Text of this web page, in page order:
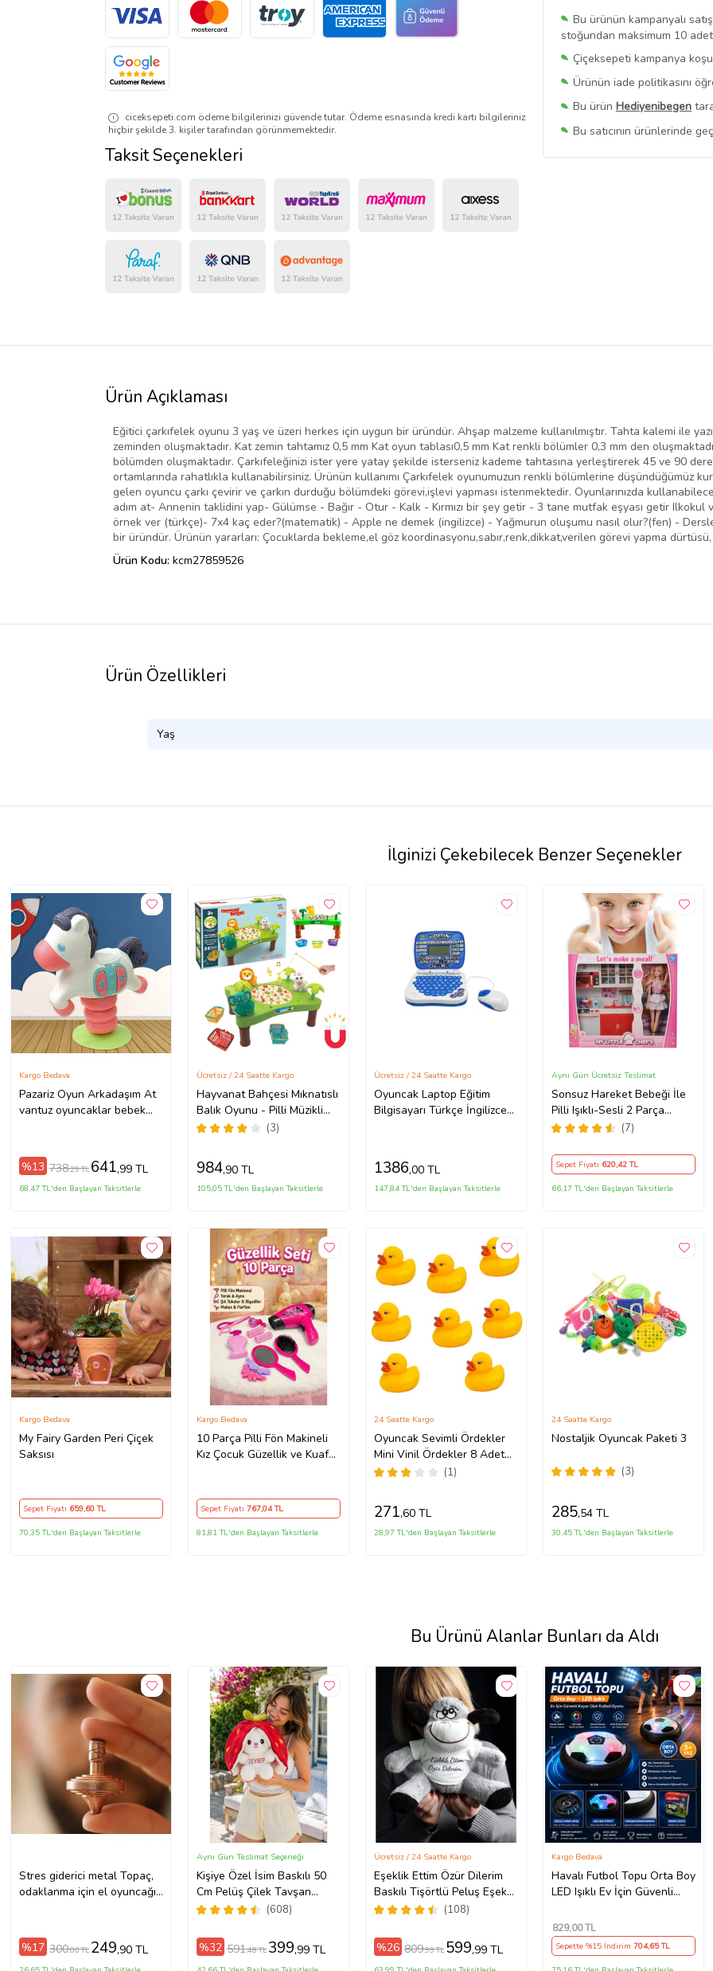
Bu ürünün kampanyalı
stoğundan maksimum 10
Çiçeksepeti kampanya
Ürünün iade politikasını
Bu ürün Hediyenibegen
Bu satıcının ürünlerinde
Bu SatıcınınTüm
ciceksepeti.com ödeme bilgilerinizi güvende tutar. Ödeme esnasında kredi kartı bilgileriniz
hiçbir şekilde 3. kişiler tarafından görünmemektedir.
Taksit Seçenekleri
Ürün Açıklaması
Eğitici çarkıfelek oyunu 3 yaş ve üzeri herkes için uygun bir üründür. Ahşap malzeme kullanılmıştır. Tahta kalemi ile
zeminden oluşmaktadır. Kat zemin tahtamız 0,5 mm Kat oyun tablası0,5 mm Kat renkli bölümler 0,3 mm den
bölümden oluşmaktadır. Çarkıfeleğinizi ister yere yatay şekilde isterseniz kademe tahtasına yerleştirerek 45 ve 90
ortamlarında rahatlıkla kullanabilirsiniz. Ürünün kullanımı Çarkıfelek oyunumuzun renkli bölümlerine düşündüğümüz
gelen oyuncu çarkı çevirir ve çarkın durduğu bölümdeki görevi,işlevi yapması istenmektedir. Oyunlarınızda
adım at- Annenin taklidini yap- Gülümse - Bağır - Otur - Kalk - Kırmızı bir şey getir - 3 tane mutfak eşyası getir
örnek ver (türkçe)- 7x4 kaç eder?(matematik) - Apple ne demek (ingilizce) - Yağmurun oluşumu nasıl olur?(fen) -
bir üründür. Ürünün yararları: Çocuklarda bekleme,el göz koordinasyonu,sabır,renk,dikkat,verilen görevi yapma
Ürün Kodu: kcm27859526
Ürün Özellikleri
Yaş
İlginizi Çekebilecek Benzer Seçenekler
Pazariz Oyun Arkadaşım At
vantuz oyuncaklar bebek
Kargo Bedava
%13 738,29 TL 641,99 TL
68,47 TL'den Başlayan Taksitlerle
Hayvanat Bahçesi Mıknatıslı
Balık Oyunu - Pilli Müzikli
Balık Tutma Oyunu - Şarkılı
(3)
Ücretsiz / 24 Saatte Kargo
984,90 TL
105,05 TL'den Başlayan Taksitlerle
Oyuncak Laptop Eğitim
Bilgisayarı Türkçe İngilizce
Ücretsiz / 24 Saatte Kargo
1386,00 TL
147,84 TL'den Başlayan Taksitlerle
Sonsuz Hareket Bebeği İle
Pilli Işıklı-Sesli 2 Parça
Oyuncak Mutfak Seti
(7)
Aynı Gün Ücretsiz Teslimat
Sepet Fiyatı 620,42 TL
66,17 TL'den Başlayan Taksitlerle
My Fairy Garden Peri Çiçek
Saksısı
Kargo Bedava
Sepet Fiyatı 659,60 TL
70,35 TL'den Başlayan Taksitlerle
10 Parça Pilli Fön Makineli
Kız Çocuk Güzellik ve Kuaför
Kargo Bedava
Sepet Fiyatı 767,04 TL
81,81 TL'den Başlayan Taksitlerle
Oyuncak Sevimli Ördekler
Mini Vinil Ördekler 8 Adet
Sesli
(1)
24 Saatte Kargo
271,60 TL
28,97 TL'den Başlayan Taksitlerle
Nostaljik Oyuncak Paketi 3
(3)
24 Saatte Kargo
285,54 TL
30,45 TL'den Başlayan Taksitlerle
Bu Ürünü Alanlar Bunları da Aldı
Stres giderici metal Topaç,
odaklanma için el oyuncağı,
%17 300,00 TL 249,90 TL
Kişiye Özel İsim Baskılı 50
Cm Pelüş Çilek Tavşan
(Kırmızı)
(608)
Aynı Gün Teslimat Seçeneği
%32 591,48 TL 399,99 TL
Eşeklik Ettim Özür Dilerim
Baskılı Tişörtlü Peluş Eşek
22cm - Özür Hediyesi
(108)
Ücretsiz / 24 Saatte Kargo
%26 809,99 TL 599,99 TL
Havalı Futbol Topu Orta Boy
LED Işıklı Ev İçin Güvenli
Kargo Bedava
829,00 TL
Sepette %15 İndirim 704,65 TL